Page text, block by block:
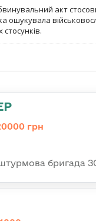
акт
ошукувала
грн
бригада